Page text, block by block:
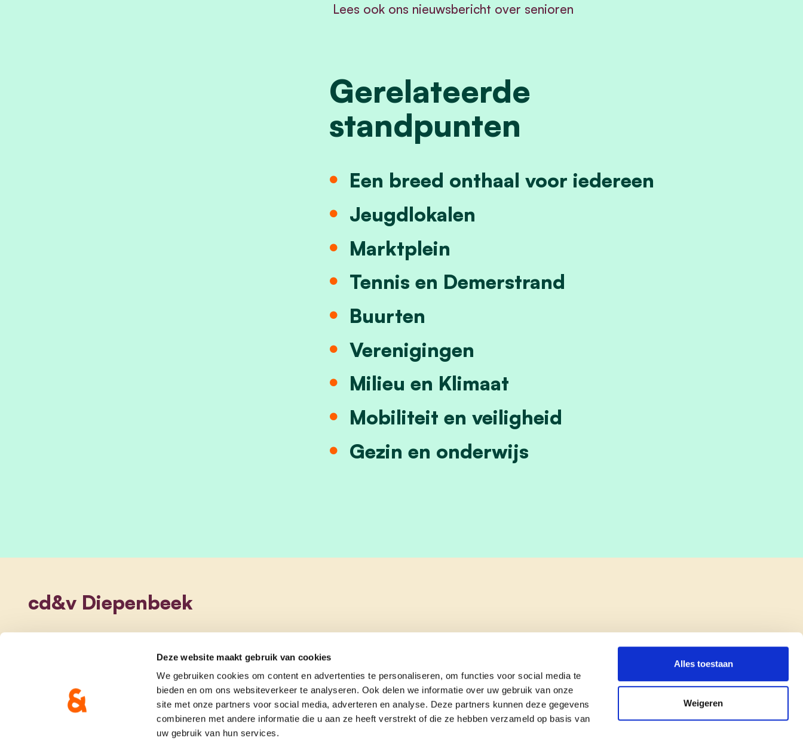
Deze website maakt gebruik van cookies
We gebruiken cookies om content en advertenties te personaliseren, om functies voor social media te
bieden en om ons websiteverkeer te analyseren. Ook delen we informatie over uw gebruik van onze
site met onze partners voor social media, adverteren en analyse. Deze partners kunnen deze gegevens
combineren met andere informatie die u aan ze heeft verstrekt of die ze hebben verzameld op basis van
uw gebruik van hun services.
Alles toestaan
Weigeren
Lees ook ons nieuwsbericht over senioren
Gerelateerde
standpunten
Een breed onthaal voor iedereen
Jeugdlokalen
Marktplein
Tennis en Demerstrand
Buurten
Verenigingen
Milieu en Klimaat
Mobiliteit en veiligheid
Gezin en onderwijs
cd&v Diepenbeek